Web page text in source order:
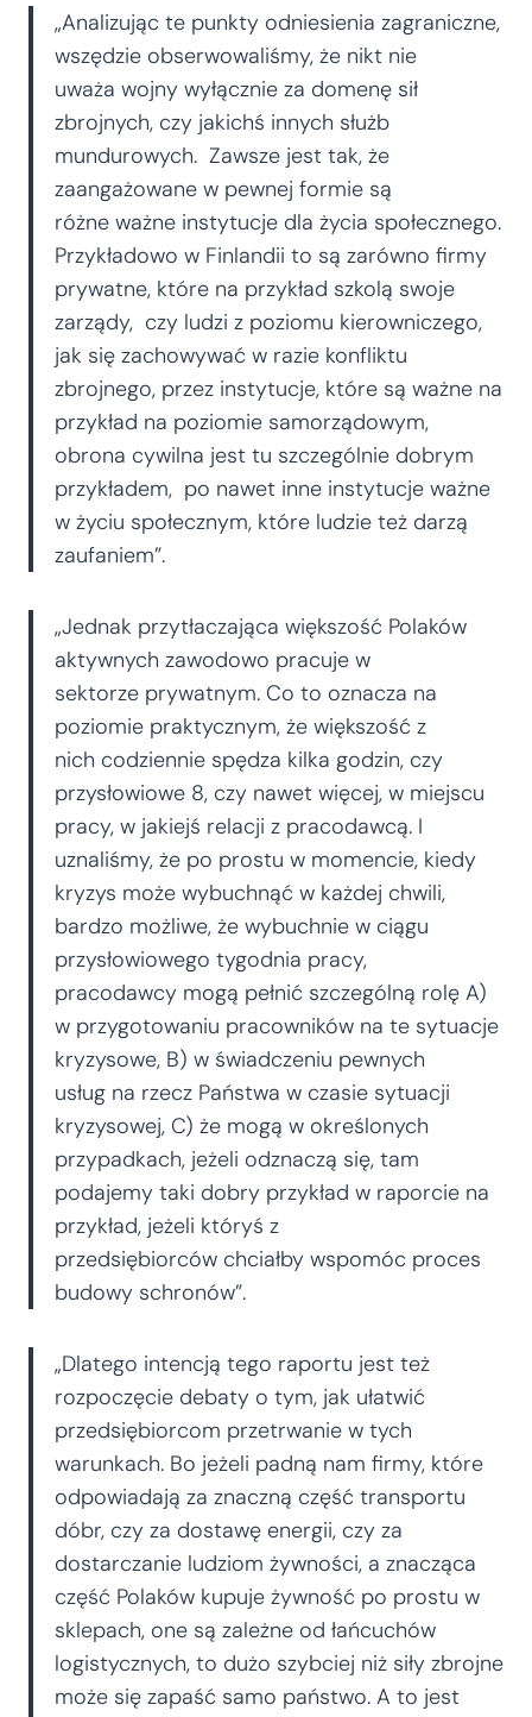
„Analizując te punkty odniesienia zagraniczne,
wszędzie obserwowaliśmy, że nikt nie
uważa wojny wyłącznie za domenę sił
zbrojnych, czy jakichś innych służb
mundurowych. Zawsze jest tak, że
zaangażowane w pewnej formie są
różne ważne instytucje dla życia społecznego.
Przykładowo w Finlandii to są zarówno firmy
prywatne, które na przykład szkolą swoje
zarządy, czy ludzi z poziomu kierowniczego,
jak się zachowywać w razie konfliktu
zbrojnego, przez instytucje, które są ważne na
przykład na poziomie samorządowym,
obrona cywilna jest tu szczególnie dobrym
przykładem, po nawet inne instytucje ważne
w życiu społecznym, które ludzie też darzą
zaufaniem”.
„Jednak przytłaczająca większość Polaków
aktywnych zawodowo pracuje w
sektorze prywatnym. Co to oznacza na
poziomie praktycznym, że większość z
nich codziennie spędza kilka godzin, czy
przysłowiowe 8, czy nawet więcej, w miejscu
pracy, w jakiejś relacji z pracodawcą. I
uznaliśmy, że po prostu w momencie, kiedy
kryzys może wybuchnąć w każdej chwili,
bardzo możliwe, że wybuchnie w ciągu
przysłowiowego tygodnia pracy,
pracodawcy mogą pełnić szczególną rolę A)
w przygotowaniu pracowników na te sytuacje
kryzysowe, B) w świadczeniu pewnych
usług na rzecz Państwa w czasie sytuacji
kryzysowej, C) że mogą w określonych
przypadkach, jeżeli odznaczą się, tam
podajemy taki dobry przykład w raporcie na
przykład, jeżeli któryś z
przedsiębiorców chciałby wspomóc proces
budowy schronów”.
„Dlatego intencją tego raportu jest też
rozpoczęcie debaty o tym, jak ułatwić
przedsiębiorcom przetrwanie w tych
warunkach. Bo jeżeli padną nam firmy, które
odpowiadają za znaczną część transportu
dóbr, czy za dostawę energii, czy za
dostarczanie ludziom żywności, a znacząca
część Polaków kupuje żywność po prostu w
sklepach, one są zależne od łańcuchów
logistycznych, to dużo szybciej niż siły zbrojne
może się zapaść samo państwo. A to jest